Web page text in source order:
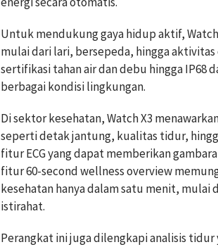
Untuk mendukung gaya hidup aktif,
mulai dari lari, bersepeda, hingga
sertifikasi tahan air dan debu hingga IP68
berbagai kondisi lingkungan.
Di sektor kesehatan, Watch X3
seperti detak jantung, kualitas tidur,
fitur ECG yang dapat memberikan
fitur 60-second wellness overview
kesehatan hanya dalam satu menit,
istirahat.
Perangkat ini juga dilengkapi analisis